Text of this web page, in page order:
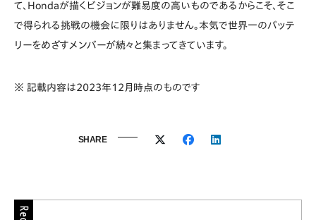
SHARE
て、Hondaが描くビジョンが難易度の高いものであるからこそ、そこ
で得られる挑戦の機会に限りはありません。本気で世界一のバッテ
リーをめざすメンバーが続々と集まってきています。
※ 記載内容は2023年12月時点のものです